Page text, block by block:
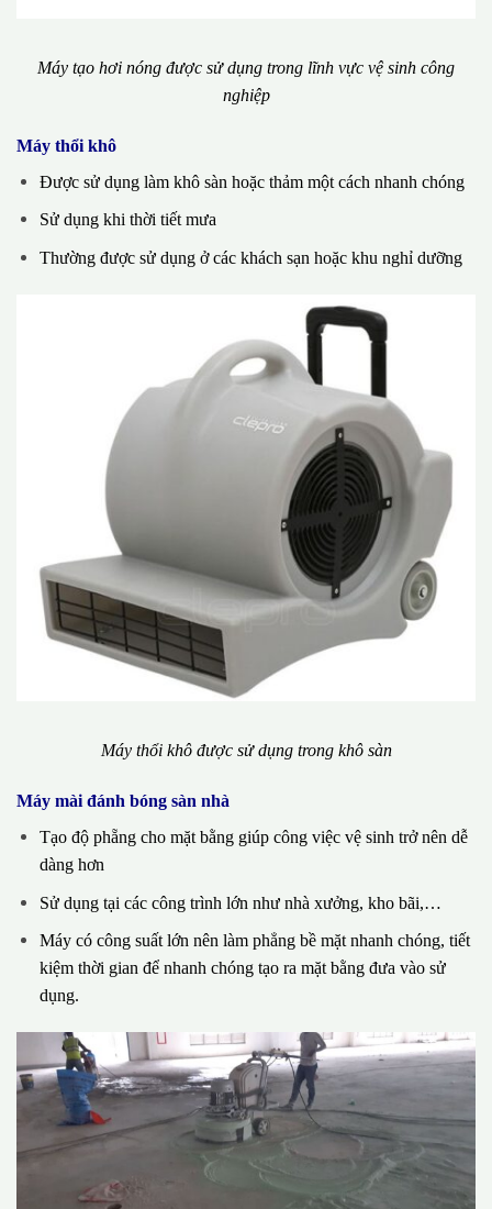
Máy tạo hơi nóng được sử dụng trong lĩnh vực vệ sinh công
nghiệp
Máy thổi khô
Được sử dụng làm khô sàn hoặc thảm một cách nhanh chóng
Sử dụng khi thời tiết mưa
Thường được sử dụng ở các khách sạn hoặc khu nghỉ dưỡng
Máy thổi khô được sử dụng trong khô sàn
Máy mài đánh bóng sàn nhà
Tạo độ phẵng cho mặt bằng giúp công việc vệ sinh trở nên dễ
dàng hơn
Sử dụng tại các công trình lớn như nhà xưởng, kho bãi,…
Máy có công suất lớn nên làm phẳng bề mặt nhanh chóng, tiết
kiệm thời gian để nhanh chóng tạo ra mặt bằng đưa vào sử
dụng.